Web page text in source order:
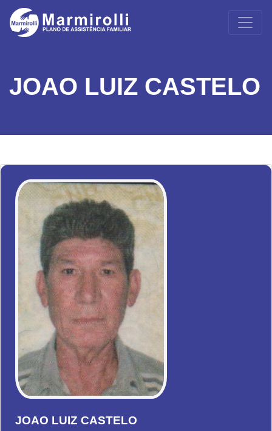
JOAO LUIZ CASTELO
JOAO LUIZ CASTELO